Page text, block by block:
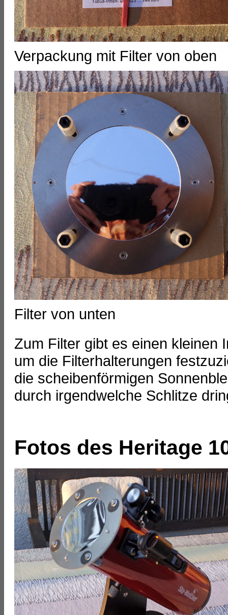
Verpackung mit Filter von oben
Filter von unten
Zum Filter gibt es einen kleinen
um die Filterhalterungen
die scheibenförmigen
durch irgendwelche Schlitze
Fotos des Heritage